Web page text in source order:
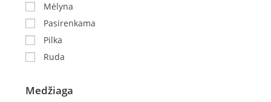
Mėlyna
Pasirenkama
Pilka
Ruda
Medžiaga